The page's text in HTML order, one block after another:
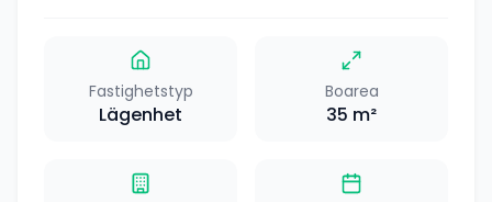
Fastighetstyp
Lägenhet
Boarea
35 m²